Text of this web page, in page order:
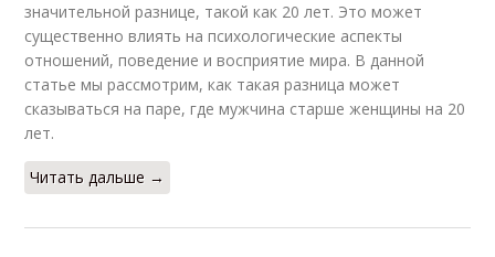
значительной разнице, такой как 20 лет. Это может
существенно влиять на психологические аспекты
отношений, поведение и восприятие мира. В данной
статье мы рассмотрим, как такая разница может
сказываться на паре, где мужчина старше женщины на 20
лет.
Читать дальше →